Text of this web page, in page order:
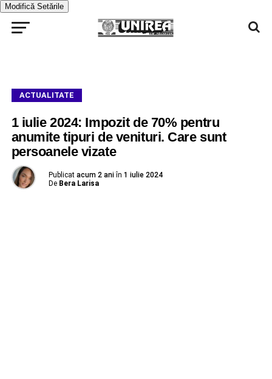
Modifică Setările
ACTUALITATE
1 iulie 2024: Impozit de 70% pentru
anumite tipuri de venituri. Care sunt
persoanele vizate
Publicat acum 2 ani în 1 iulie 2024
De Bera Larisa